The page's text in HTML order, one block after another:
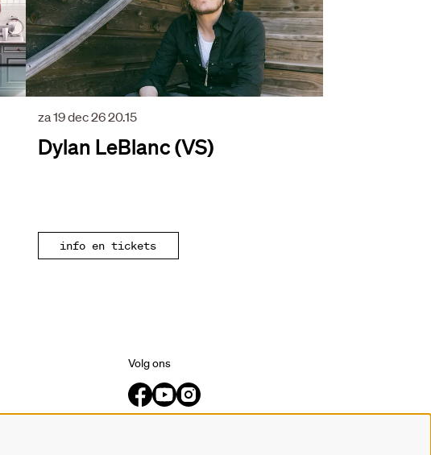
Dylan LeBlanc (VS)
za 19 dec 2620.15
info en tickets
Volg ons